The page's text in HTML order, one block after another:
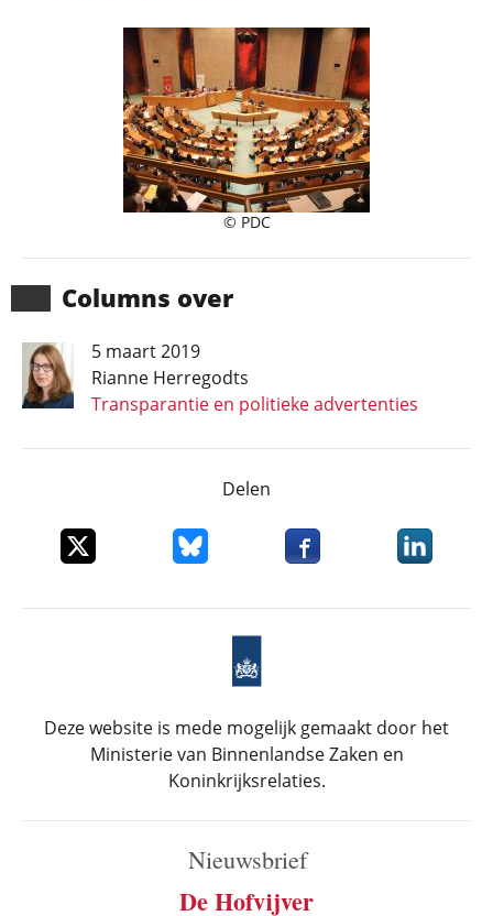
© PDC
Columns over
5 maart 2019
Rianne Herregodts
Transparantie en politieke advertenties
Delen
Deel dit item op XDeel dit item op Bluesky
Deel dit item opDeel dit
Deze website is mede mogelijk gemaakt door het
Ministerie van Binnenlandse Zaken en
Koninkrijksrelaties.
Nieuwsbrief
De Hofvijver